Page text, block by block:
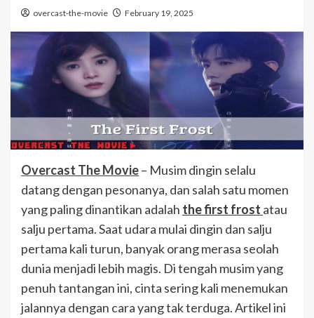
overcast-the-movie February 19, 2025
Overcast The Movie– Musim dingin selalu
datang dengan pesonanya, dan salah satu momen
yang paling dinantikan adalah the first frost atau
salju pertama. Saat udara mulai dingin dan salju
pertama kali turun, banyak orang merasa seolah
dunia menjadi lebih magis. Di tengah musim yang
penuh tantangan ini, cinta sering kali menemukan
jalannya dengan cara yang tak terduga. Artikel ini